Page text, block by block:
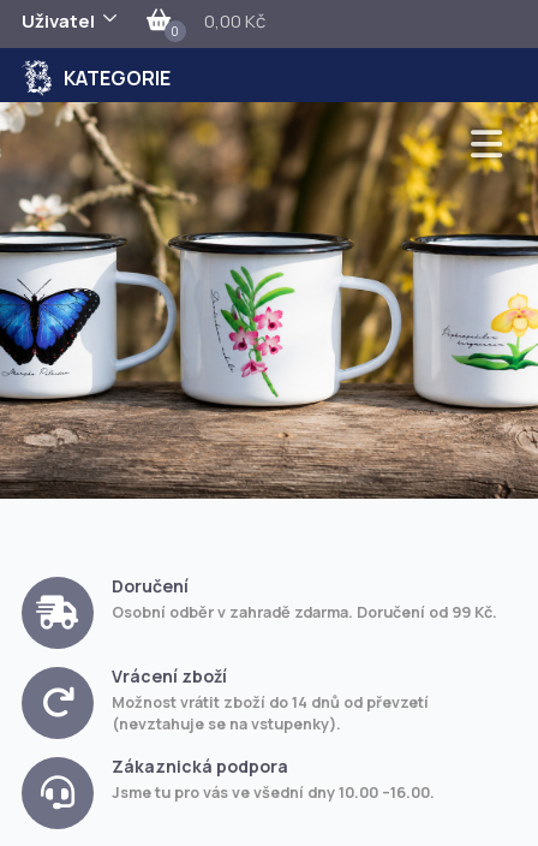
Uživatel 0 0,00 Kč
KATEGORIE
Doručení
Osobní odběr v zahradě zdarma. Doručení od 99 Kč.
Vrácení zboží
Možnost vrátit zboží do 14 dnů od převzetí
(nevztahuje se na vstupenky).
Zákaznická podpora
Jsme tu pro vás ve všední dny 10.00 –16.00.